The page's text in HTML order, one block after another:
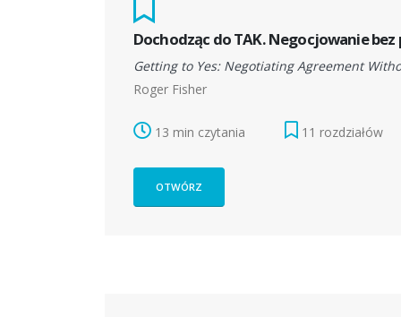
Dochodząc do TAK. Negocjowanie
Getting to Yes: Negotiating Agreement
Roger Fisher
13 min czytania 11 rozdziałów
OTWÓRZ